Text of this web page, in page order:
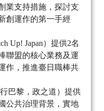
業支持措施，探討支
創運作的第一手經
Up! Japan）提供2名
聯盟的核心業務及運
作，推進臺日職棒共
巴黎，政之道）提供
公共治理背景，實地